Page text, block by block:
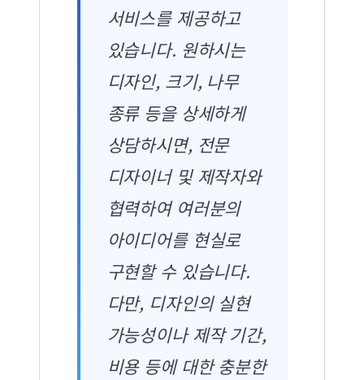
서비스를 제공하고
있습니다. 원하시는
디자인, 크기, 나무
종류 등을 상세하게
상담하시면, 전문
디자이너 및 제작자와
협력하여 여러분의
아이디어를 현실로
구현할 수 있습니다.
다만, 디자인의 실현
가능성이나 제작 기간,
비용 등에 대한 충분한